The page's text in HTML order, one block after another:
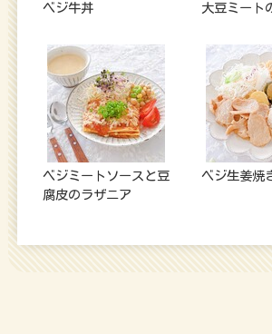
ベジ牛丼 大豆ミート
ベジミートソースと豆
腐皮のラザニア
ベジ生姜焼